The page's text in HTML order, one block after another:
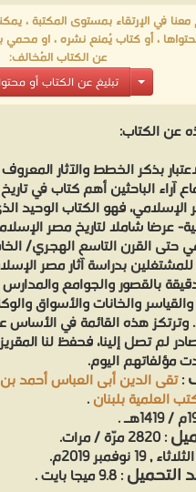
في الإرتقاء بمستوى المكتبة ،
، أو كتاب يُمنع نشره ، او
عن الكتاب المُخالف:
تبليغ عن الكتاب أو
عن الكتاب:
بذكر الخطط والآثار
آراء الباحثين أهم كتاب في
فهو الكتاب الوحيد
عرضا شاملا لتاريخ مصر
حتى القرن التاسع الهجري/
بدراسة آثار مصر
بالقصور والجوامع
والقياسر والخانات والأسواق
هذه القائمة في الأساس
لم تصل إلينا، فحفظ لنا
مؤلفاتهم اليوم.
:تقى الدين أبى العباس أحمد
العلمية بلبنان.
: 2820 مرّة / مرات.
, 19 نوفمبر 2019م.
التحميل: 9.8 ميجا بايت .